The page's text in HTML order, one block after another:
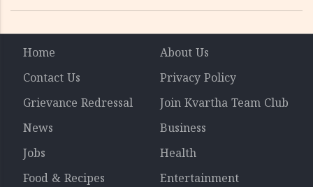
Home
About Us
Contact Us
Privacy Policy
Grievance Redressal
Join Kvartha Team Club
News
Business
Jobs
Health
Food & Recipes
Entertainment